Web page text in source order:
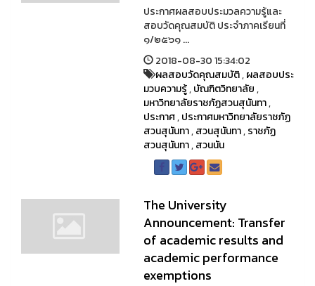
ประกาศผลสอบประมวลความรู้และ
สอบวัดคุณสมบัติ ประจำภาคเรียนที่
๑/๒๕๖๑ ...
2018-08-30 15:34:02
ผลสอบวัดคุณสมบัติ,ผลสอบประ
มวบความรู้,บัณฑิตวิทยาลัย,
มหาวิทยาลัยราชภัฏสวนสุนันทา,
ประกาศ,ประกาศมหาวิทยาลัยราชภัฏ
สวนสุนันทา,สวนสุนันทา,ราชภัฏ
สวนสุนันทา,สวนนัน
The University
Announcement: Transfer
of academic results and
academic performance
exemptions